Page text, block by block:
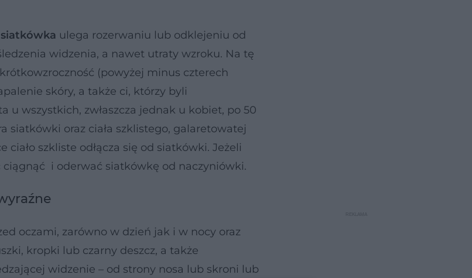
siatkówka ulega rozerwaniu lub odklejeniu od
widzenia, a nawet utraty wzroku. Na tę
(powyżej minus czterech
skóry, a także ci, którzy byli
wszystkich, zwłaszcza jednak u kobiet, po 50
siatkówki oraz ciała szklistego, galaretowatej
szkliste odłącza się od siatkówki. Jeżeli
ciągnąć i oderwać siatkówkę od naczyniówki.
oczami, zarówno w dzień jak i w nocy oraz
kropki lub czarny deszcz, a także
widzenie – od strony nosa lub skroni lub